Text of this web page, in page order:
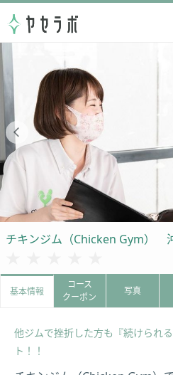
チキンジム（Chicken Gym）
基本情報
コース
クーポン
写真
他ジムで挫折した方も『続けられ
ト！！